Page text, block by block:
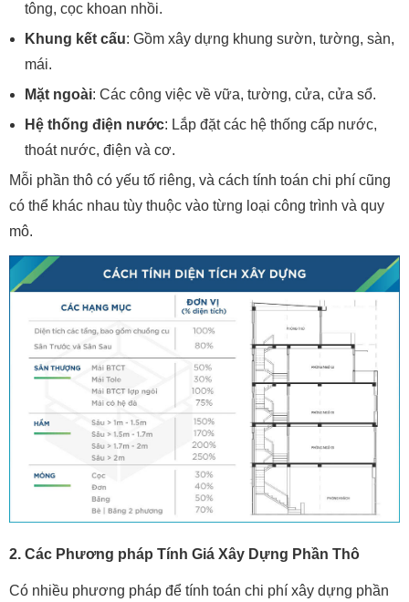
tông, cọc khoan nhồi.
Khung kết cấu: Gồm xây dựng khung sườn, tường, sàn,
mái.
Mặt ngoài: Các công việc về vữa, tường, cửa, cửa sổ.
Hệ thống điện nước: Lắp đặt các hệ thống cấp nước,
thoát nước, điện và cơ.
Mỗi phần thô có yếu tố riêng, và cách tính toán chi phí cũng
có thể khác nhau tùy thuộc vào từng loại công trình và quy
mô.
2. Các Phương pháp Tính Giá Xây Dựng Phần Thô
Có nhiều phương pháp để tính toán chi phí xây dựng phần